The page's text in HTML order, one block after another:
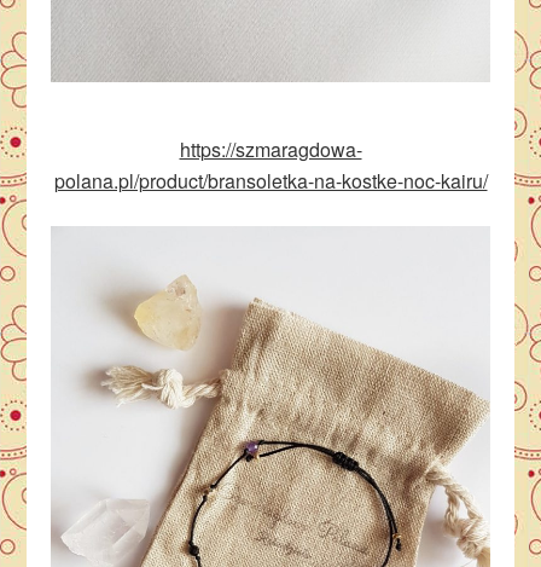
https://szmaragdowa-
polana.pl/product/bransoletka-na-kostke-noc-kairu/